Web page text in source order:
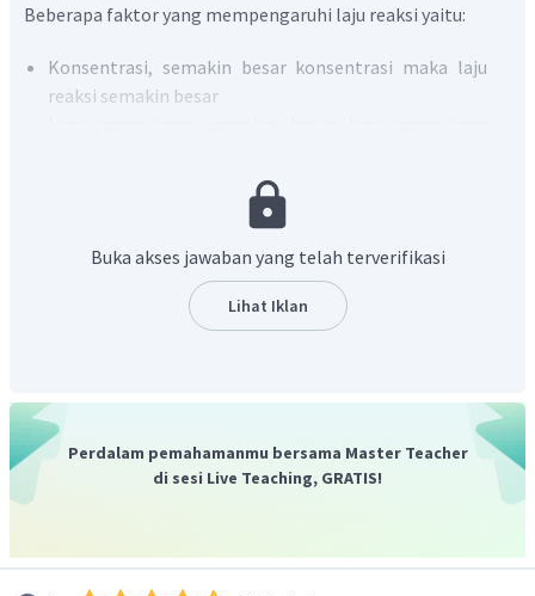
Beberapa faktor yang mempengaruhi laju reaksi yaitu:
Konsentrasi, semakin besar konsentrasi maka laju
reaksi semakin besar
Suhu, semakin tinggi suhu zat yang bereaksi maka
semakin besar.
Berdasarkan data pada tabel, percobaan nomor 4 memiliki
besar dengan konsentrasi dan suhu yang juga lebih besar
dibandingkan percobaan lainnya.
Jadi, percobaan yang mempunyai laju reaksi paling
besar adalah percobaan nomor 4. Hal ini dikarenakan
Buka akses jawaban yang telah terverifikasi
Lihat Iklan
Perdalam pemahamanmu bersama Master Teacher
di sesi Live Teaching, GRATIS!